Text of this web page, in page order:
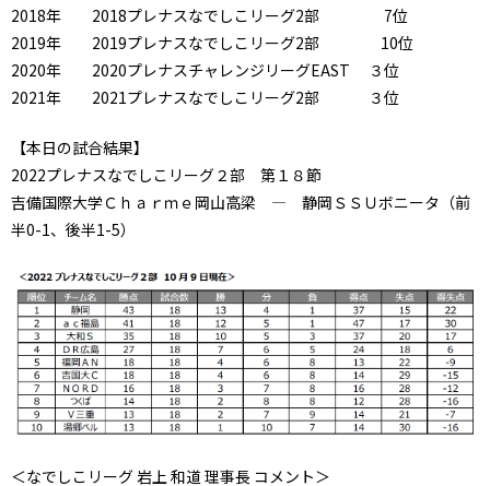
2018年 2018プレナスなでしこリーグ2部 7位
2019年 2019プレナスなでしこリーグ2部 10位
2020年 2020プレナスチャレンジリーグEAST ３位
2021年 2021プレナスなでしこリーグ2部 ３位
【本日の試合結果】
2022プレナスなでしこリーグ２部 第１８節
吉備国際大学Ｃｈａｒｍｅ岡山高梁 ― 静岡ＳＳＵボニータ（前
半0-1、後半1-5）
＜なでしこリーグ 岩上 和道 理事長 コメント＞